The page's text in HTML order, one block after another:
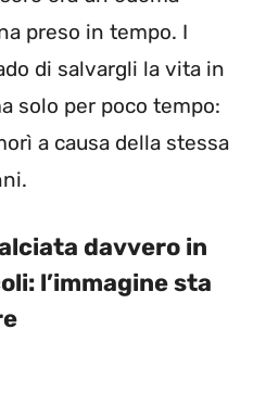
preso in tempo. I
di salvargli la vita in
solo per poco tempo:
a causa della stessa
davvero in
l’immagine sta